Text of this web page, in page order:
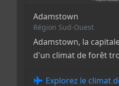
Adamstown
Région Sud-Ouest
Adamstown, la
d'un climat de forêt
Explorez le climat